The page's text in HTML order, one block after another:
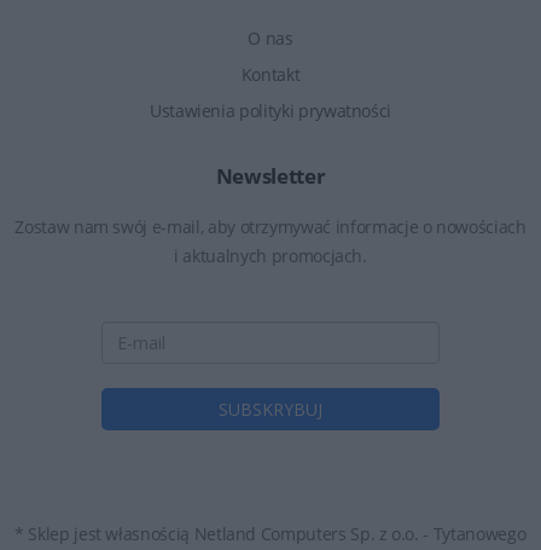
O nas
Kontakt
Ustawienia polityki prywatności
Newsletter
Zostaw nam swój e-mail, aby otrzymywać informacje o nowościach
i aktualnych promocjach.
* Sklep jest własnością Netland Computers Sp. z o.o. - Tytanowego